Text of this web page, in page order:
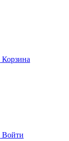
Корзина
Войти